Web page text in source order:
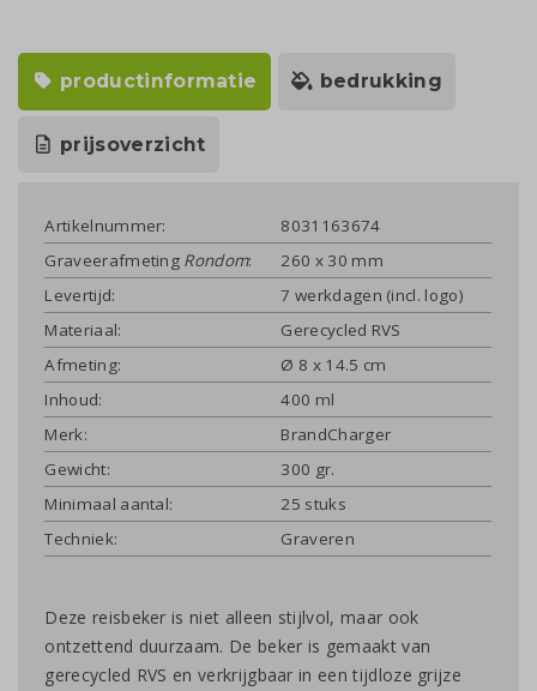
productinformatie bedrukking
prijsoverzicht
Artikelnummer:
8031163674
Graveerafmeting Rondom:
260 x 30 mm
Levertijd:
7 werkdagen (incl. logo)
Materiaal:
Gerecycled RVS
Afmeting:
Ø 8 x 14.5 cm
Inhoud:
400 ml
Merk:
BrandCharger
Gewicht:
300 gr.
Minimaal aantal:
25 stuks
Techniek:
Graveren
Deze reisbeker is niet alleen stijlvol, maar ook
ontzettend duurzaam. De beker is gemaakt van
gerecycled RVS en verkrijgbaar in een tijdloze grijze